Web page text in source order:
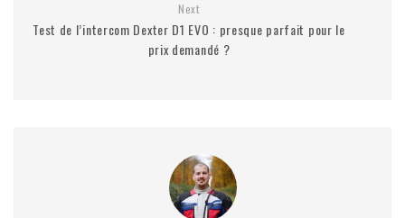
Next
Test de l’intercom Dexter D1 EVO : presque parfait pour le
prix demandé ?